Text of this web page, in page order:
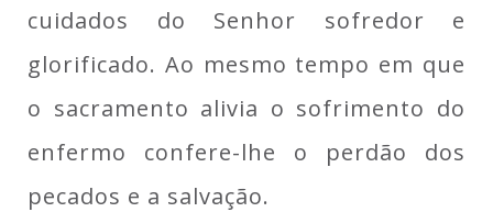
cuidados do Senhor sofredor e
glorificado. Ao mesmo tempo em que
o sacramento alivia o sofrimento do
enfermo confere-lhe o perdão dos
pecados e a salvação.